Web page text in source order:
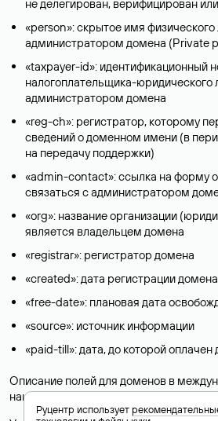
не делегирован, верифицирован
«person»: скрытое имя
администратором домена (Privatе
«taxpayer-id»: идентификационный
налогоплательщика-юридического
администратором домена
«reg-ch»: регистратор, которому
сведений о доменном имени (в
на передачу поддержки)
«admin-contact»: ссылка на форму
связаться с администратором
«org»: название организации
является владельцем домена
«registrar»: регистратор домена
«created»: дата регистрации домена
«free-date»: плановая дата
«source»: источник информации
«paid-till»: дата, до которой оплачен
Описание полей для доменов в
национальных доменах представлены
Руцентр использует